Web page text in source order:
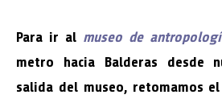
Para ir al museo de
metro hacia Balderas desde
salida del museo, retomamos